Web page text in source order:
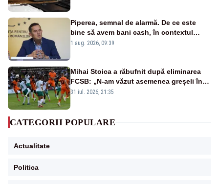
Piperea, semnal de alarmă. De ce este
bine să avem bani cash, în contextul
alertei energetice?
1 aug. 2026, 09:39
Mihai Stoica a răbufnit după eliminarea
FCSB: „N-am văzut asemenea greșeli în
190 de meciuri europene”
31 iul. 2026, 21:35
CATEGORII POPULARE
Actualitate
Politica